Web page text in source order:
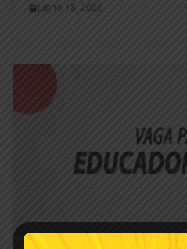
junho 18, 2020